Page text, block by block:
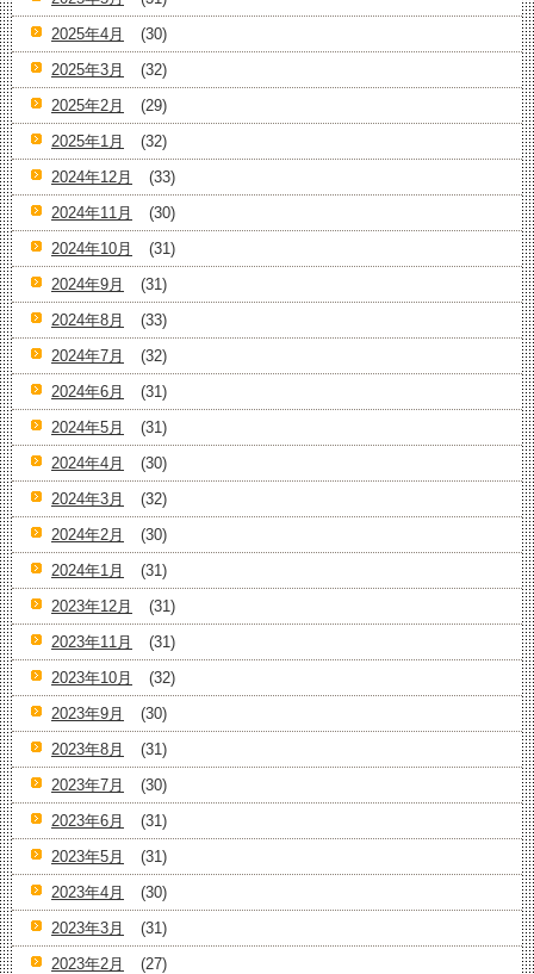
2025年4月
(30)
2025年3月
(32)
2025年2月
(29)
2025年1月
(32)
2024年12月
(33)
2024年11月
(30)
2024年10月
(31)
2024年9月
(31)
2024年8月
(33)
2024年7月
(32)
2024年6月
(31)
2024年5月
(31)
2024年4月
(30)
2024年3月
(32)
2024年2月
(30)
2024年1月
(31)
2023年12月
(31)
2023年11月
(31)
2023年10月
(32)
2023年9月
(30)
2023年8月
(31)
2023年7月
(30)
2023年6月
(31)
2023年5月
(31)
2023年4月
(30)
2023年3月
(31)
2023年2月
(27)